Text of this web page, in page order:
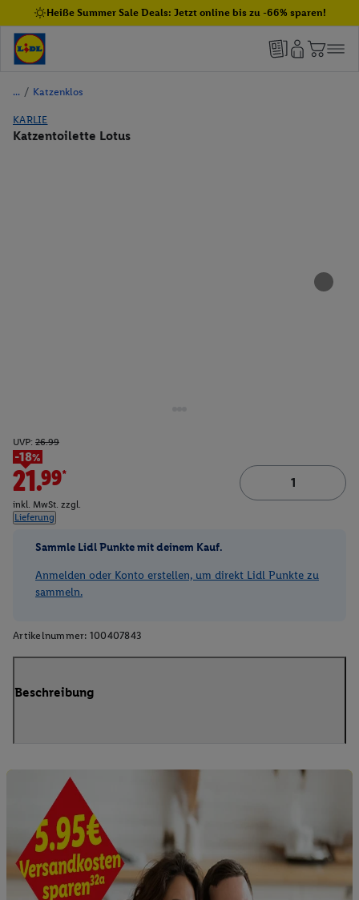
Heiße Summer Sale Deals: Jetzt online bis zu -66% sparen!
/ Katzenklos
KARLIE
Katzentoilette Lotus
UVP: 26.99
-18%
21.99*
inkl. MwSt. zzgl.
Lieferung
Sammle Lidl Punkte mit deinem Kauf.
Anmelden oder Konto erstellen, um direkt Lidl Punkte zu
sammeln.
Artikelnummer: 100407843
Beschreibung